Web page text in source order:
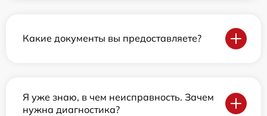
Какие документы вы предоставляете?
Я уже знаю, в чем неисправность. Зачем
нужна диагностика?